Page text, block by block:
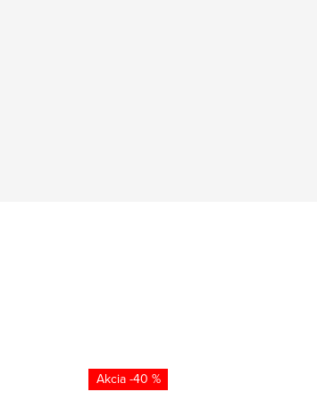
-40 %